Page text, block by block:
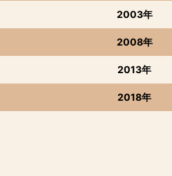
2003年
2008年
2013年
2018年